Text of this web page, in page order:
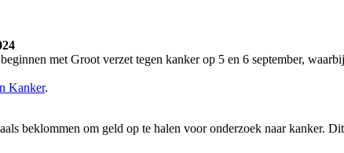
met Groot verzet tegen kanker op 5 en 6 september,
Kanker.
beklommen om geld op te halen voor onderzoek naar kanker.